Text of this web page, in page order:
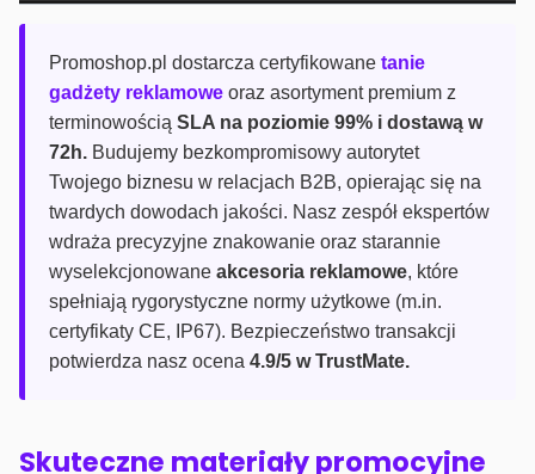
Promoshop.pl dostarcza certyfikowane tanie
gadżety reklamowe oraz asortyment premium z
terminowością SLA na poziomie 99% i dostawą w
72h. Budujemy bezkompromisowy autorytet
Twojego biznesu w relacjach B2B, opierając się na
twardych dowodach jakości. Nasz zespół ekspertów
wdraża precyzyjne znakowanie oraz starannie
wyselekcjonowane akcesoria reklamowe, które
spełniają rygorystyczne normy użytkowe (m.in.
certyfikaty CE, IP67). Bezpieczeństwo transakcji
potwierdza nasz ocena 4.9/5 w TrustMate.
Skuteczne materiały promocyjne